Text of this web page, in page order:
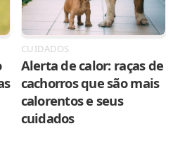
CUIDADOS
Alerta de calor: raças de
cachorros que são mais
calorentos e seus
cuidados